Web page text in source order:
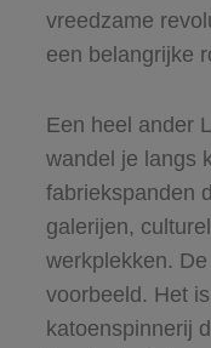
vreedzame
een belangrijke
Een heel ander
wandel je langs
fabriekspanden
galerijen,
werkplekken.
voorbeeld. Het
katoenspinnerij